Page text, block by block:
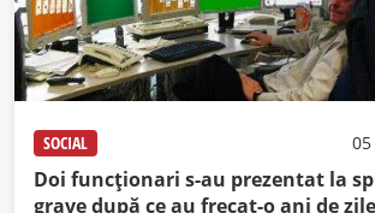
SOCIAL
Doi funcţionari s-au prezentat la
grave după ce au frecat-o ani de